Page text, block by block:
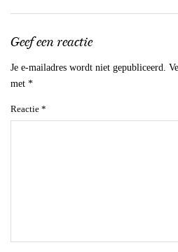
Geef een reactie
Je e-mailadres wordt niet gepubliceerd.
met *
Reactie *